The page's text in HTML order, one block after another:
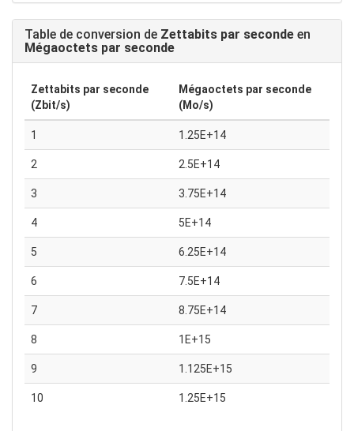
Table de conversion de Zettabits par seconde en
Mégaoctets par seconde
Zettabits par seconde
(Zbit/s)
Mégaoctets par seconde
(Mo/s)
1 1.25E+14
2 2.5E+14
3 3.75E+14
4 5E+14
5 6.25E+14
6 7.5E+14
7 8.75E+14
8 1E+15
9 1.125E+15
10 1.25E+15